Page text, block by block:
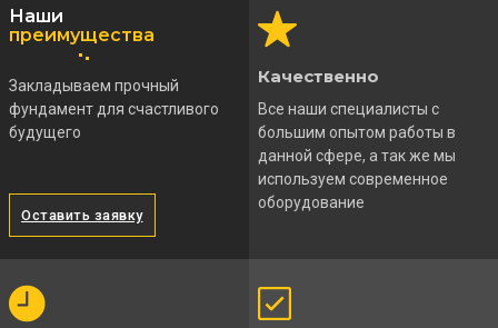
Наши
преимущества
Закладываем прочный
фундамент для счастливого
будущего
Оставить заявку
Качественно
Все наши специалисты с
большим опытом работы в
данной сфере, а так же мы
используем современное
оборудование